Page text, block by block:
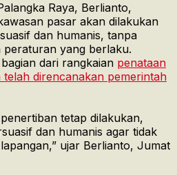
Raya, Berlianto,
pasar akan dilakukan
dan humanis, tanpa
peraturan yang berlaku.
dari rangkaian penataan
direncanakan pemerintah
tetap dilakukan,
dan humanis agar tidak
ujar Berlianto, Jumat